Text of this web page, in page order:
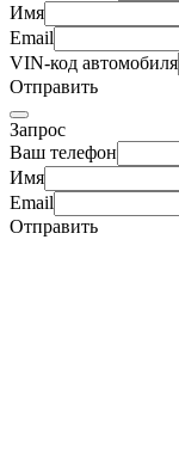
Имя
Email
VIN-код автомобиля
Отправить
Запрос
Ваш телефон
Имя
Email
Отправить